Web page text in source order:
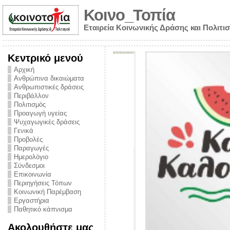
Κοινο_Τοπία
Εταιρεία Κοινωνικής Δράσης και
Κεντρικό μενού
Αρχική
Ανθρώπινα δικαιώματα
Ανθρωπιστικές δράσεις
Περιβάλλον
Πολιτισμός
Προαγωγή υγείας
Ψυχαγωγικές δράσεις
Γενικά
Προβολές
Παραγωγές
Ημερολόγιο
Σύνδεσμοι
Επικοινωνία
Περιηγήσεις Τόπων
Κοινωνική Παρέμβαση
Εργαστήρια
Παθητικό κάπνισμα
Ακολουθήστε μας
από την
την ημέρα
και
στο